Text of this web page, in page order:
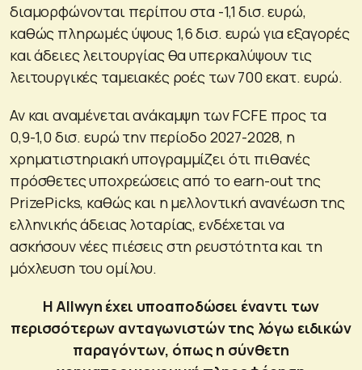
διαμορφώνονται περίπου στα -1,1 δισ. ευρώ,
καθώς πληρωμές ύψους 1,6 δισ. ευρώ για εξαγορές
και άδειες λειτουργίας θα υπερκαλύψουν τις
λειτουργικές ταμειακές ροές των 700 εκατ. ευρώ.
Αν και αναμένεται ανάκαμψη των FCFE προς τα
0,9-1,0 δισ. ευρώ την περίοδο 2027-2028, η
χρηματιστηριακή υπογραμμίζει ότι πιθανές
πρόσθετες υποχρεώσεις από το earn-out της
PrizePicks, καθώς και η μελλοντική ανανέωση της
ελληνικής άδειας λοταρίας, ενδέχεται να
ασκήσουν νέες πιέσεις στη ρευστότητα και τη
μόχλευση του ομίλου.
Η Allwyn έχει υποαποδώσει έναντι των
περισσότερων ανταγωνιστών της λόγω ειδικών
παραγόντων, όπως η σύνθετη